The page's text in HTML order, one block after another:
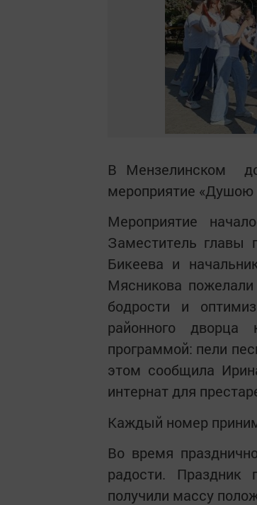
В Мензелинском
мероприятие
Мероприятие
Заместитель главы
Бикеева и
Мясникова
бодрости и
районного дворца
программой: пели
этом сообщила
интернат для
Каждый номер
Во время
радости.
получили массу